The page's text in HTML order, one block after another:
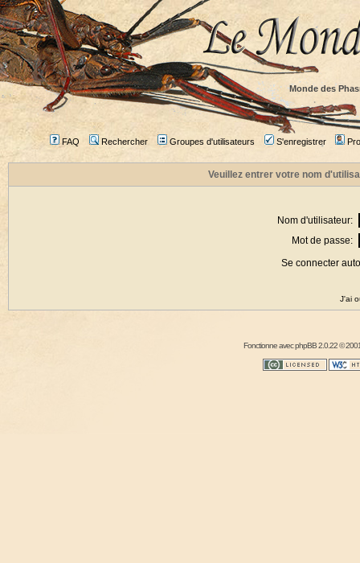
Monde des
FAQ Rechercher Groupes d'utilisateurs S'enregistrer
Veuillez entrer votre nom
Nom d'utilisateur:
Mot de passe:
Se connecter
J'ai
Fonctionne avecphpBB2.0.22 ©